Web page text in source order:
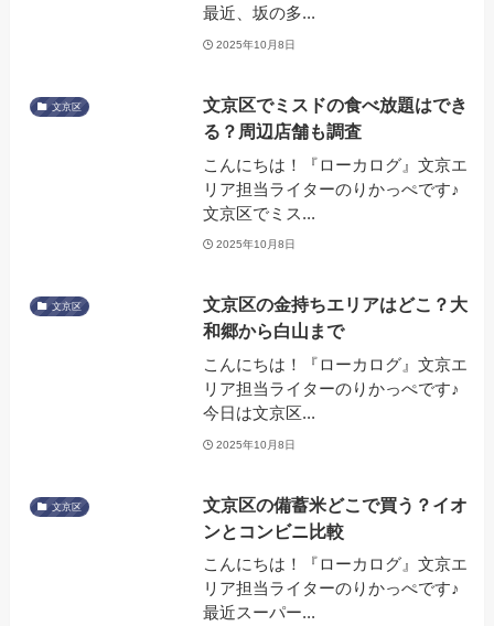
最近、坂の多...
2025年10月8日
文京区
文京区でミスドの食べ放題はでき
る？周辺店舗も調査
こんにちは！『ローカログ』文京エ
リア担当ライターのりかっぺです♪
文京区でミス...
2025年10月8日
文京区
文京区の金持ちエリアはどこ？大
和郷から白山まで
こんにちは！『ローカログ』文京エ
リア担当ライターのりかっぺです♪
今日は文京区...
2025年10月8日
文京区
文京区の備蓄米どこで買う？イオ
ンとコンビニ比較
こんにちは！『ローカログ』文京エ
リア担当ライターのりかっぺです♪
最近スーパー...